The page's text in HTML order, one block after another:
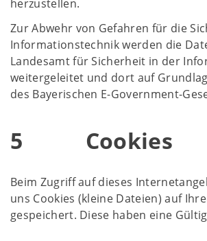
herzustellen.
Zur Abwehr von Gefahren für die
Informationstechnik werden die
Landesamt für Sicherheit in der
weitergeleitet und dort auf
des Bayerischen E-Government-
5 Cookies
Beim Zugriff auf dieses
uns Cookies (kleine Dateien) auf
gespeichert. Diese haben eine